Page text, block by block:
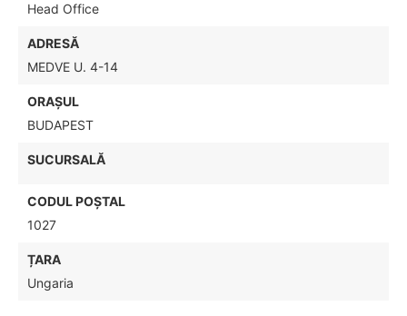
Head Office
ADRESĂ
MEDVE U. 4-14
ORAȘUL
BUDAPEST
SUCURSALĂ
CODUL POŞTAL
1027
ȚARA
Ungaria